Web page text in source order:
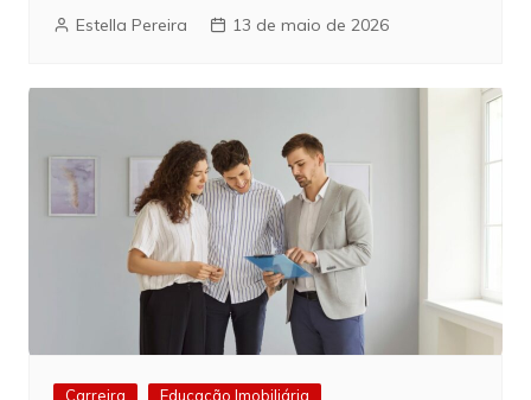
Estella Pereira 13 de maio de 2026
Carreira
Educação Imobiliária